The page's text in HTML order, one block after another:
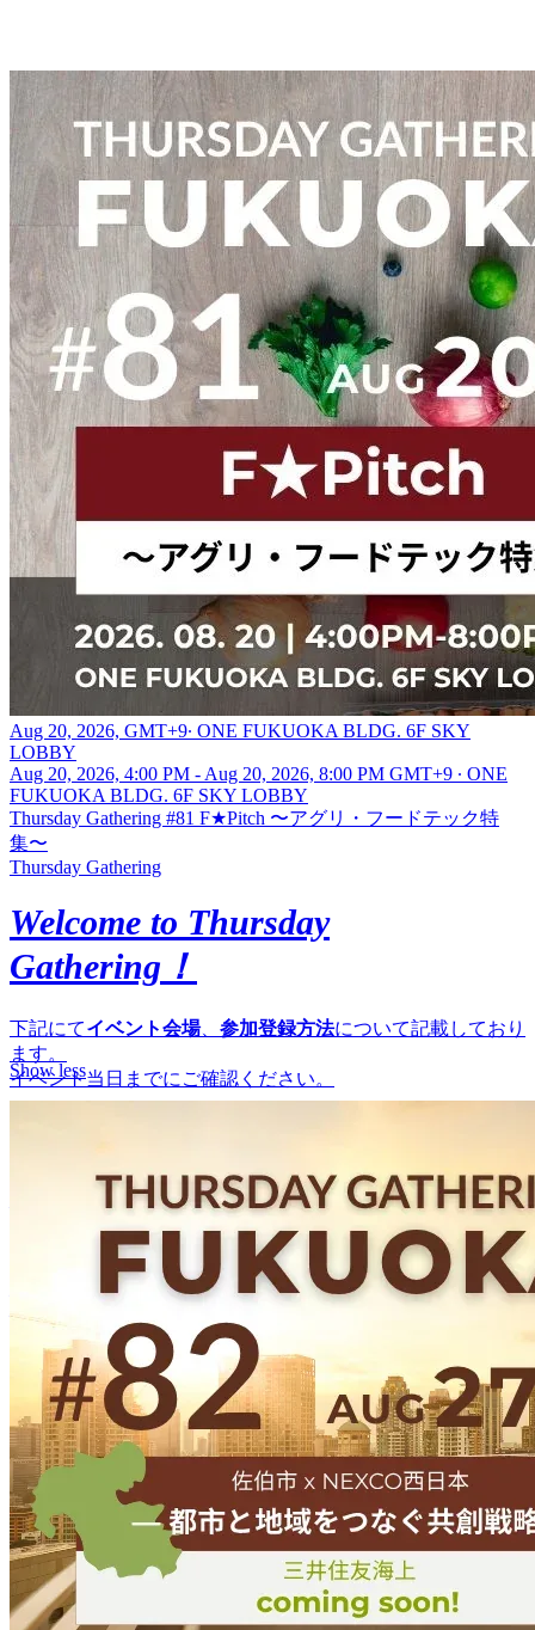
Aug 20, 2026, GMT+9∙ ONE FUKUOKA BLDG. 6F SKY
LOBBY
Aug 20, 2026, 4:00 PM - Aug 20, 2026, 8:00 PM GMT+9 ∙ ONE
FUKUOKA BLDG. 6F SKY LOBBY
Thursday Gathering #81 F★Pitch 〜アグリ・フードテック特
集〜
Thursday Gathering
Welcome to Thursday
Gathering！
下記にてイベント会場、 参加登録方法について記載しており
ます。
イベント当日までにご確認ください。
■会場 | Venue
現地会場 | Venue：ONE FUKUOKA BLDG. 6F SKYLOBBY
住所 Address ：
番1号 /1 Chome-11-1 Tenjin, Chuo Ward, Fukuoka, 810-0001
*オフィス直通エレベーター1F/ B2から6Fにお越しください|
Please take the office-direct elevator from 1F or B2 to the 6th floor
行き方動画 | Direction video)
ご入場は、お手元のスマートフォンで！
6Fに着きましたら、受付のQRコードを読み込み、Thursday
Gatheringをお楽しみください。 （※チケットのプリントア
ウトは不要です）
Your phone is the ticket!
Show less